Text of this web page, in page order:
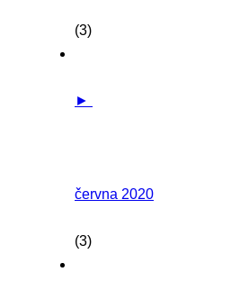
(3)
►
června 2020
(3)